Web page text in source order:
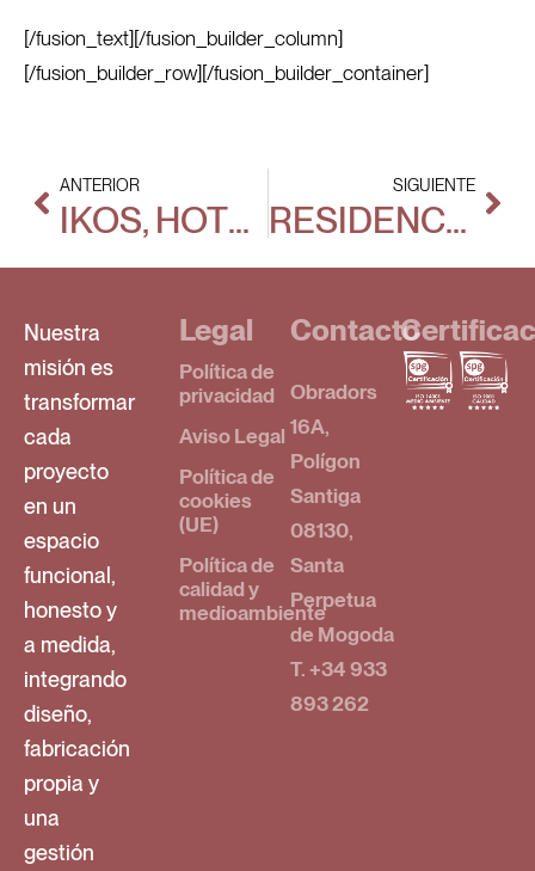
[/fusion_text][/fusion_builder_column]
[/fusion_builder_row][/fusion_builder_container]
ANTERIOR
IKOS, HOTEL DE LUJO EN MARBELLA
SIGUIENTE
RESIDENCIA UNIVERSITARIA PASEO DE LA HABANA
Nuestra
misión es
transformar
cada
proyecto
en un
espacio
funcional,
honesto y
a medida,
integrando
diseño,
fabricación
propia y
una
gestión
Legal
Política de
privacidad
Aviso Legal
Política de
cookies
(UE)
Política de
calidad y
medioambiente
Contacto
Obradors
16A,
Polígon
Santiga
08130,
Santa
Perpetua
de Mogoda
T. +34 933
893 262